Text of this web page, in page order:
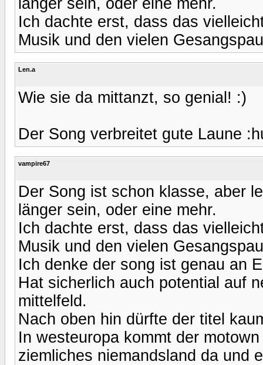
Ich dachte erst, dass das
Musik und den vielen
Len.a
Wie sie da mittanzt, so genial! :)
Der Song verbreitet gute Laune
vampire67
Der Song ist schon klasse, aber
länger sein, oder eine mehr.
Ich dachte erst, dass das
Musik und den vielen
Ich denke der song ist genau an
Hat sicherlich auch potential auf
mittelfeld.
Nach oben hin dürfte der titel
In westeuropa kommt der
ziemliches niemandsland da und